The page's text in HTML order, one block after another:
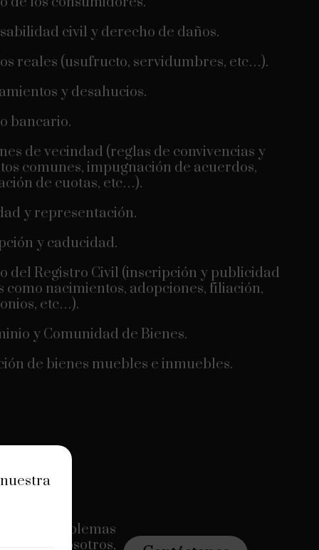
civil y derecho de daños.
reales (usufructo, servidumbres, etc…).
y desahucios.
bancario.
de vecindad (reglas de convivencias y
comunes, impugnación de acuerdos,
de cuotas, etc…).
y representación.
y caducidad.
del Registro Civil (inscripción y publicidad
como nacimientos, adopciones, filiación,
etc…).
y Comunidad de Bienes.
de bienes muebles e inmuebles.
a tus problemas
para nosotros,